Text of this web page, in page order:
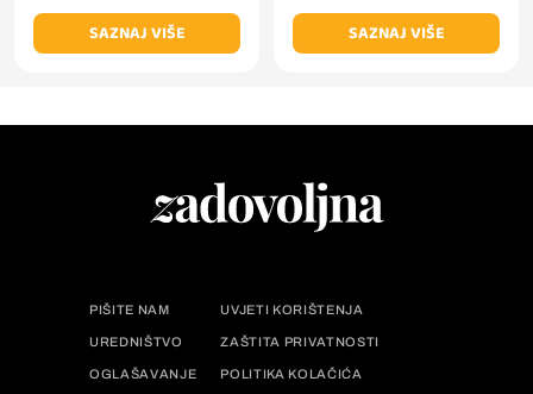
SAZNAJ VIŠE
SAZNAJ VIŠE
PIŠITE NAM UVJETI KORIŠTENJA
UREDNIŠTVO ZAŠTITA PRIVATNOSTI
OGLAŠAVANJE POLITIKA KOLAČIĆA